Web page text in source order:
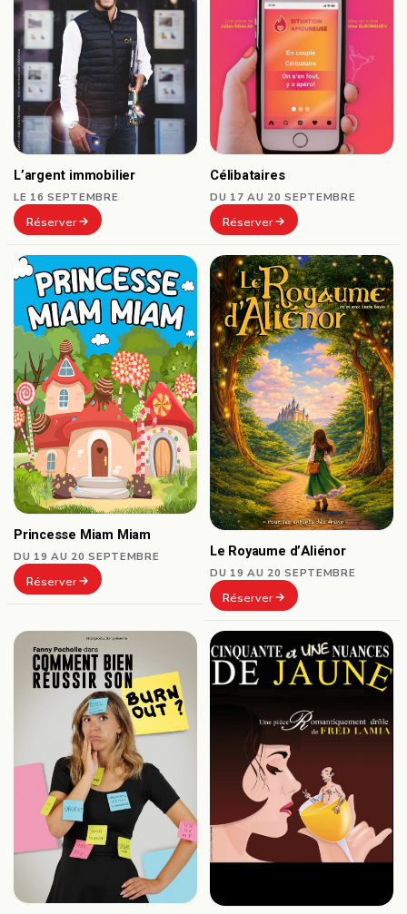
L’argent immobilier
LE 16 SEPTEMBRE
Réserver
Célibataires
DU 17 AU 20 SEPTEMBRE
Réserver
Princesse Miam Miam
DU 19 AU 20 SEPTEMBRE
Réserver
Le Royaume d’Aliénor
DU 19 AU 20 SEPTEMBRE
Réserver